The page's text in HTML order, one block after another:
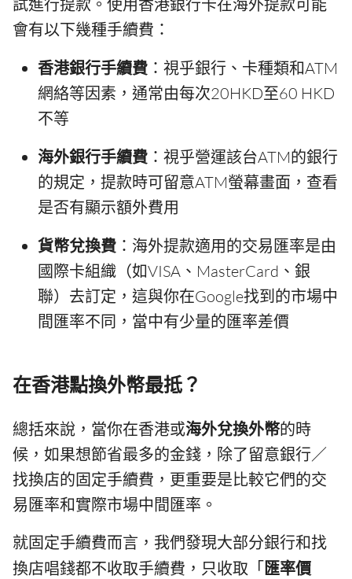
試進行提款。使用香港銀行卡在海外提款可能
會有以下幾種手續費：
香港銀行手續費 ：視乎銀行、卡種類和ATM
網絡等因素，通常由每次20HKD至60 HKD
不等
海外銀行手續費 ：視乎營運該台ATM的銀行
的規定，提款時可留意ATM螢幕畫面，查看
是否有顯示額外費用
貨幣兌換費 ：海外提款適用的交易匯率是由
國際卡組織（如VISA、MasterCard、銀
聯）去訂定，這與你在Google找到的市場中
間匯率不同，當中有少量的匯率差價
在香港點換外幣最抵？
總括來說，當你在香港或海外兌換外幣的時
候，如果想節省最多的金錢，除了留意銀行／
找換店的固定手續費，更重要是比較它們的交
易匯率和實際市場中間匯率。
就固定手續費而言，我們發現大部分銀行和找
換店唱錢都不收取手續費，只收取「匯率價